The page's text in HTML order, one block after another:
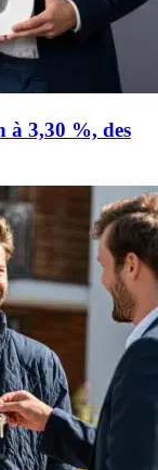
à 3,30 %, des